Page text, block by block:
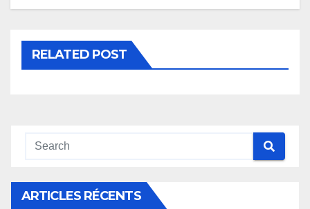
RELATED POST
ARTICLES RÉCENTS